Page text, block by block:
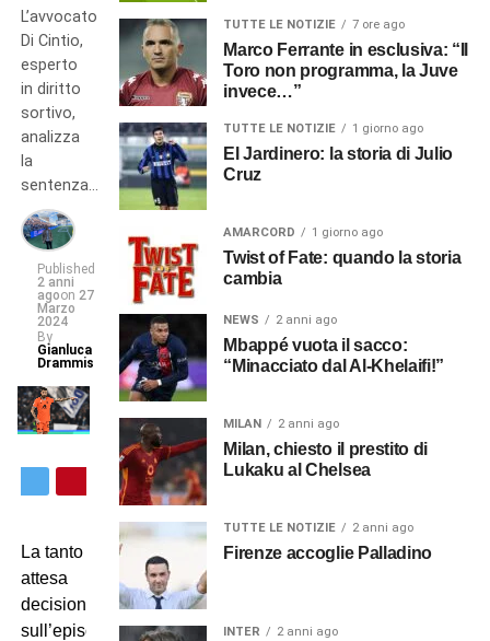
L’avvocato
Di Cintio,
esperto
in diritto
sortivo,
analizza
la
sentenza…
Published
2 anni
agoon 27
Marzo
2024
By
Gianluca
Drammis
La tanto
attesa
decisione
sull’episodio
TUTTE LE NOTIZIE 7 ore ago
Marco Ferrante in esclusiva: “Il
Toro non programma, la Juve
invece…”
TUTTE LE NOTIZIE 1 giorno ago
El Jardinero: la storia di Julio
Cruz
AMARCORD 1 giorno ago
Twist of Fate: quando la storia
cambia
NEWS 2 anni ago
Mbappé vuota il sacco:
“Minacciato dal Al-Khelaifi!”
MILAN 2 anni ago
Milan, chiesto il prestito di
Lukaku al Chelsea
TUTTE LE NOTIZIE 2 anni ago
Firenze accoglie Palladino
INTER 2 anni ago